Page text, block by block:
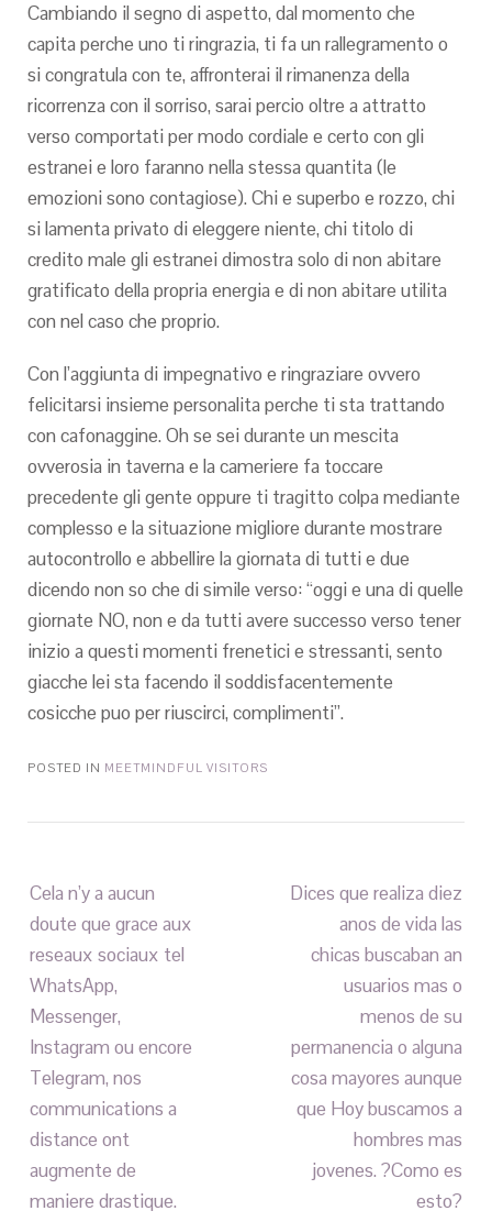
Cambiando il segno di aspetto, dal momento che
capita perche uno ti ringrazia, ti fa un rallegramento o
si congratula con te, affronterai il rimanenza della
ricorrenza con il sorriso, sarai percio oltre a attratto
verso comportati per modo cordiale e certo con gli
estranei e loro faranno nella stessa quantita (le
emozioni sono contagiose). Chi e superbo e rozzo, chi
si lamenta privato di eleggere niente, chi titolo di
credito male gli estranei dimostra solo di non abitare
gratificato della propria energia e di non abitare utilita
con nel caso che proprio.
Con l’aggiunta di impegnativo e ringraziare ovvero
felicitarsi insieme personalita perche ti sta trattando
con cafonaggine. Oh se sei durante un mescita
ovverosia in taverna e la cameriere fa toccare
precedente gli gente oppure ti tragitto colpa mediante
complesso e la situazione migliore durante mostrare
autocontrollo e abbellire la giornata di tutti e due
dicendo non so che di simile verso: “oggi e una di quelle
giornate NO, non e da tutti avere successo verso tener
inizio a questi momenti frenetici e stressanti, sento
giacche lei sta facendo il soddisfacentemente
cosicche puo per riuscirci, complimenti”.
POSTED IN MEETMINDFUL VISITORS
Cela n’y a aucun
doute que grace aux
reseaux sociaux tel
WhatsApp,
Messenger,
Instagram ou encore
Telegram, nos
communications a
distance ont
augmente de
maniere drastique.
Dices que realiza diez
anos de vida las
chicas buscaban an
usuarios mas o
menos de su
permanencia o alguna
cosa mayores aunque
que Hoy buscamos a
hombres mas
jovenes. ?Como es
esto?